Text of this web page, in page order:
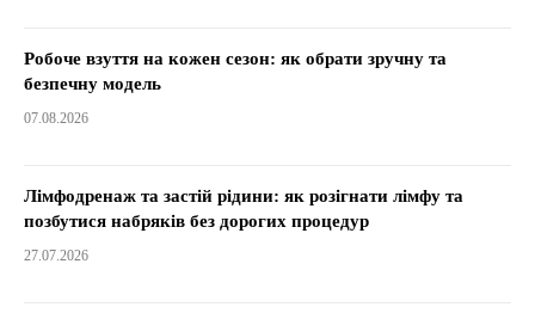
Робоче взуття на кожен сезон: як обрати зручну та
безпечну модель
07.08.2026
Лімфодренаж та застій рідини: як розігнати лімфу та
позбутися набряків без дорогих процедур
27.07.2026